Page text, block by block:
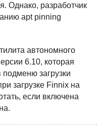
Однако, разработчик
apt pinning
автономного
6.10, которая
загрузки
загрузке Finnix на
если включена